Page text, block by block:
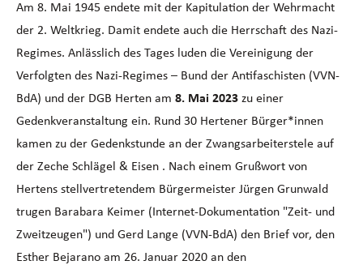
Am 8. Mai 1945 endete mit der Kapitulation der Wehrmacht
der 2. Weltkrieg. Damit endete auch die Herrschaft des Nazi-
Regimes. Anlässlich des Tages luden die Vereinigung der
Verfolgten des Nazi-Regimes – Bund der Antifaschisten (VVN-
BdA) und der DGB Herten am 8. Mai 2023 zu einer
Gedenkveranstaltung ein. Rund 30 Hertener Bürger*innen
kamen zu der Gedenkstunde an der Zwangsarbeiterstele auf
der Zeche Schlägel & Eisen . Nach einem Grußwort von
Hertens stellvertretendem Bürgermeister Jürgen Grunwald
trugen Barabara Keimer (Internet-Dokumentation "Zeit- und
Zweitzeugen") und Gerd Lange (VVN-BdA) den Brief vor, den
Esther Bejarano am 26. Januar 2020 an den